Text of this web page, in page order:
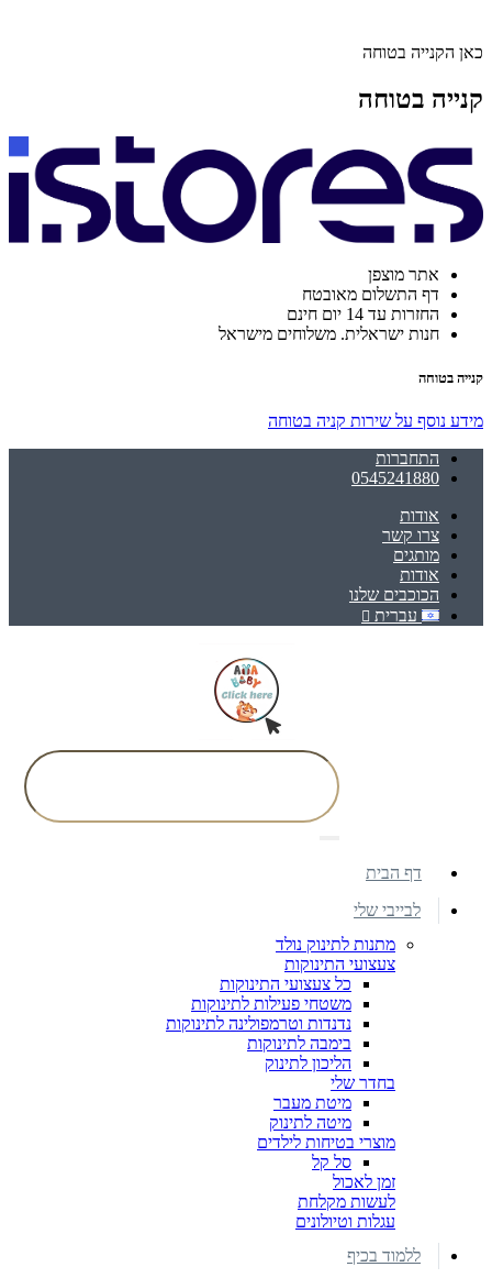
כאן הקנייה בטוחה
קנייה בטוחה
אתר מוצפן
דף התשלום מאובטח
החזרות עד 14 יום חינם
חנות ישראלית. משלוחים מישראל
קנייה בטוחה
מידע נוסף על שירות קניה בטוחה
התחברות
0545241880
אודות
צרו קשר
מותגים
אודות
הכוכבים שלנו
עברית
דף הבית
לבייבי שלי
מתנות לתינוק נולד
צעצועי התינוקות
כל צעצועי התינוקות
משטחי פעילות לתינוקות
נדנדות וטרמפולינה לתינוקות
בימבה לתינוקות
הליכון לתינוק
בחדר שלי
מיטת מעבר
מיטה לתינוק
מוצרי בטיחות לילדים
סל קל
זמן לאכול
לעשות מקלחת
עגלות וטיולונים
ללמוד בכיף